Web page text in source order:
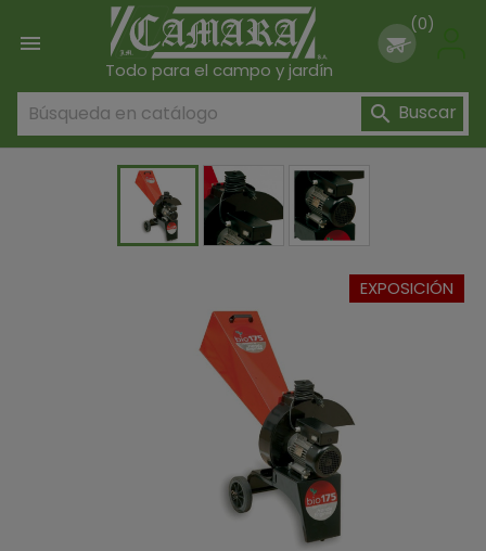

Todo para el campo y jardín
(0)
 Buscar
EXPOSICIÓN